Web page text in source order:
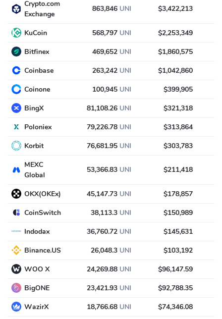
Crypto.com
Exchange
863,846 UNI $3,422,213
KuCoin 568,797 UNI $2,253,349
Bitfinex
469,652 UNI $1,860,575
Coinbase
263,242 UNI $1,042,860
Coinone
100,945 UNI $399,905
BingX
81,108.26 UNI $321,318
Poloniex
79,226.78 UNI $313,864
Korbit
76,681.95 UNI $303,783
MEXC
Global
53,366.83 UNI $211,418
OKX(OKEx) 45,147.73 UNI $178,857
CoinSwitch
38,113.3 UNI $150,989
Indodax
36,760.72 UNI $145,631
Binance.US
26,048.3 UNI $103,192
WOO X
24,269.88 UNI $96,147.59
BigONE
23,421.93 UNI $92,788.35
WazirX
18,766.68 UNI $74,346.08